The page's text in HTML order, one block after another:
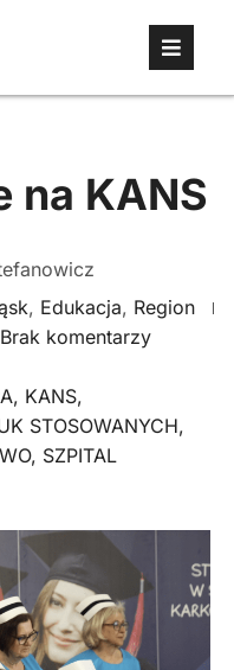
na KANS
, Edukacja, Region
Brak komentarzy
, KANS,
STOSOWANYCH,
, SZPITAL